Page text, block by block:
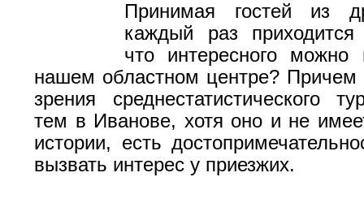
Принимая гостей из
каждый раз приходится
что интересного
нашем областном центре? Причем
зрения среднестатистического
тем в Иванове, хотя оно и не
истории, есть
вызвать интерес у приезжих.